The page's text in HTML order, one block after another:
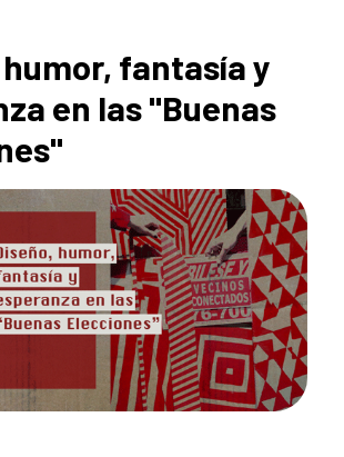
fantasía y
en las "Buenas